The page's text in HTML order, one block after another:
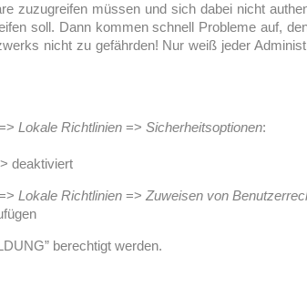
zuzugreifen müssen und sich dabei nicht
soll. Dann kommen schnell Probleme auf,
nicht zu gefährden! Nur weiß jeder
Lokale Richtlinien => Sicherheitsoptionen:
deaktiviert
Lokale Richtlinien => Zuweisen von
berechtigt werden.